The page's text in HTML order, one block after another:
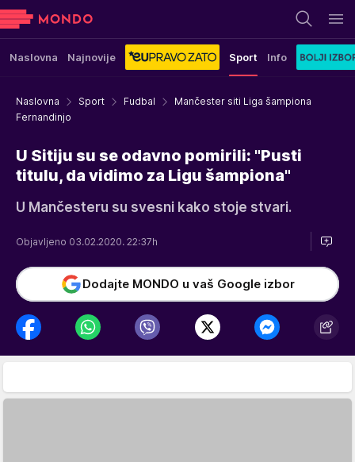
Naslovna Najnovije Sport Info
Naslovna Sport Fudbal
Mančester siti Liga šampiona
Fernandinjo
U Sitiju su se odavno pomirili: "Pusti
titulu, da vidimo za Ligu šampiona"
U Mančesteru su svesni kako stoje stvari.
Objavljeno 03.02.2020. 22:37h
Dodajte MONDO u vaš Google izbor